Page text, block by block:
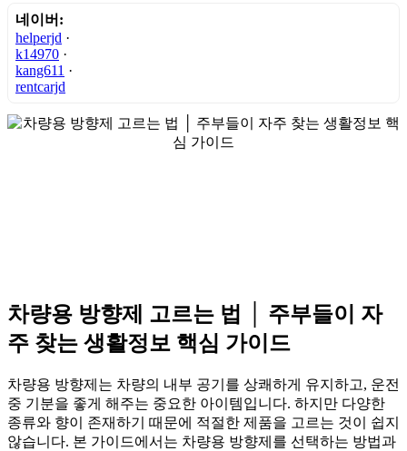
네이버:
helperjd ·
k14970 ·
kang611 ·
rentcarjd
차량용 방향제 고르는 법 │ 주부들이 자
주 찾는 생활정보 핵심 가이드
차량용 방향제는 차량의 내부 공기를 상쾌하게 유지하고, 운전
중 기분을 좋게 해주는 중요한 아이템입니다. 하지만 다양한
종류와 향이 존재하기 때문에 적절한 제품을 고르는 것이 쉽지
않습니다. 본 가이드에서는 차량용 방향제를 선택하는 방법과